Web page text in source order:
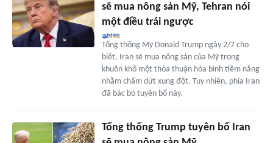
sẽ mua nông sản Mỹ, Tehran nói
một điều trái ngược
Tổng thống Mỹ Donald Trump ngày 2/7 cho
biết, Iran sẽ mua nông sản của Mỹ trong
khuôn khổ một thỏa thuận hòa bình tiềm năng
nhằm chấm dứt xung đột. Tuy nhiên, phía Iran
đã bác bỏ tuyên bố này.
Tổng thống Trump tuyên bố Iran